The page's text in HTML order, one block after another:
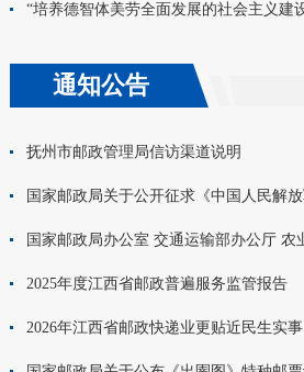
通知公告
抚州市邮政管理局信访渠道说明
2025年度江西省邮政普遍服务监管报告
2026年江西省邮政快递业更贴近民生实事